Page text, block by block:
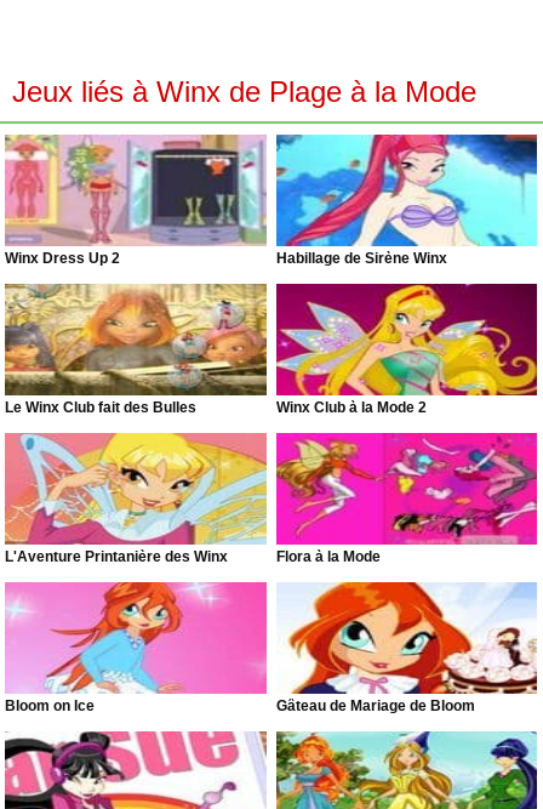
Jeux liés à Winx de Plage à la Mode
Winx Dress Up 2 Habillage de Sirène Winx
Le Winx Club fait des Bulles Winx Club à la Mode 2
L'Aventure Printanière des Winx Flora à la Mode
Bloom on Ice Gâteau de Mariage de Bloom